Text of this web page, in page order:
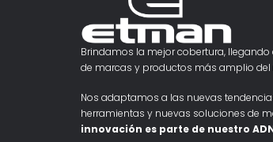
Brindamos la mejor cobertura,
de marcas y productos más amplio
Nos adaptamos a las nuevas
herramientas y nuevas soluciones de
innovación es parte de nuestro